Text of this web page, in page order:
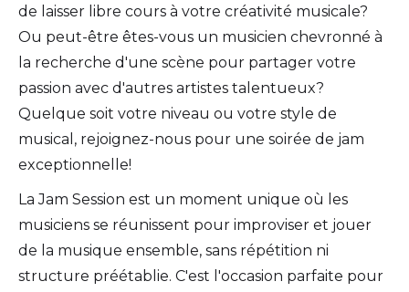
de laisser libre cours à votre créativité musicale?
Ou peut-être êtes-vous un musicien chevronné à
la recherche d'une scène pour partager votre
passion avec d'autres artistes talentueux?
Quelque soit votre niveau ou votre style de
musical, rejoignez-nous pour une soirée de jam
exceptionnelle!
La Jam Session est un moment unique où les
musiciens se réunissent pour improviser et jouer
de la musique ensemble, sans répétition ni
structure préétablie. C'est l'occasion parfaite pour